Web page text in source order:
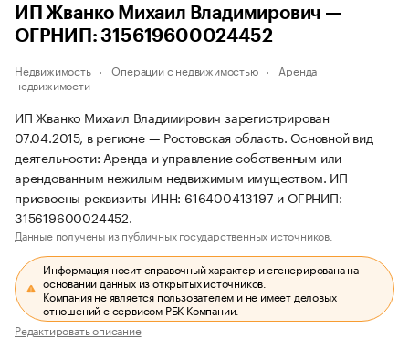
ИП Жванко Михаил Владимирович —
ОГРНИП: 315619600024452
Недвижимость Операции с недвижимостью
Аренда
недвижимости
ИП Жванко Михаил Владимирович зарегистрирован
07.04.2015, в регионе — Ростовская область. Основной вид
деятельности: Аренда и управление собственным или
арендованным нежилым недвижимым имуществом. ИП
присвоены реквизиты ИНН: 616400413197 и ОГРНИП:
315619600024452.
Данные получены из публичных государственных источников.
Информация носит справочный характер и сгенерирована на
основании данных из открытых источников.
Компания не является пользователем и не имеет деловых
отношений с сервисом РБК Компании.
Редактировать описание